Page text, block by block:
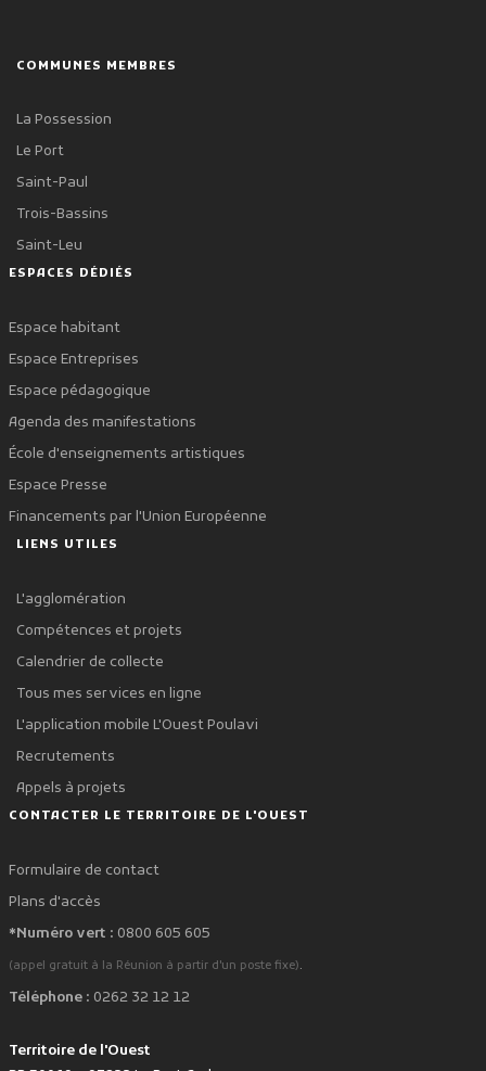
COMMUNES MEMBRES
La Possession
Le Port
Saint-Paul
Trois-Bassins
Saint-Leu
ESPACES DÉDIÉS
Espace habitant
Espace Entreprises
Espace pédagogique
Agenda des manifestations
École d'enseignements artistiques
Espace Presse
Financements par l'Union Européenne
LIENS UTILES
L'agglomération
Compétences et projets
Calendrier de collecte
Tous mes services en ligne
L'application mobile L'Ouest Poulavi
Recrutements
Appels à projets
CONTACTER LE TERRITOIRE DE L'OUEST
Formulaire de contact
Plans d'accès
*Numéro vert : 0800 605 605
(appel gratuit à la Réunion à partir d'un poste fixe).
Téléphone : 0262 32 12 12
Territoire de l'Ouest